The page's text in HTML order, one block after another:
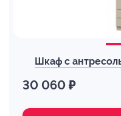
Шкаф с
30 060 ₽